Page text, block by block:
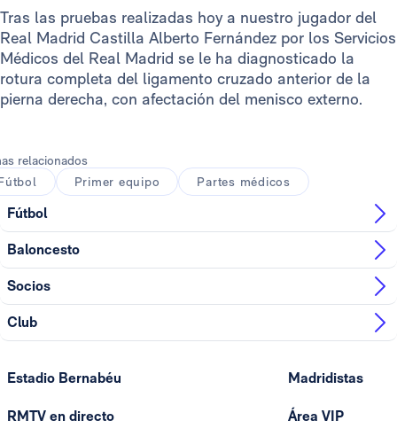
Tras las pruebas realizadas hoy a nuestro jugador del
Real Madrid Castilla Alberto Fernández por los Servicios
Médicos del Real Madrid se le ha diagnosticado la
rotura completa del ligamento cruzado anterior de la
pierna derecha, con afectación del menisco externo.
relacionados
Primer equipo Partes médicos
Fútbol
Baloncesto
Socios
Club
Estadio Bernabéu
RMTV en directo
Madridistas
Área VIP